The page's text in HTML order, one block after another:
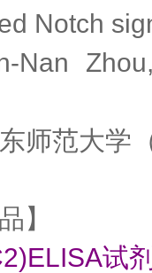
Notch
Nan
师范大学
】
试